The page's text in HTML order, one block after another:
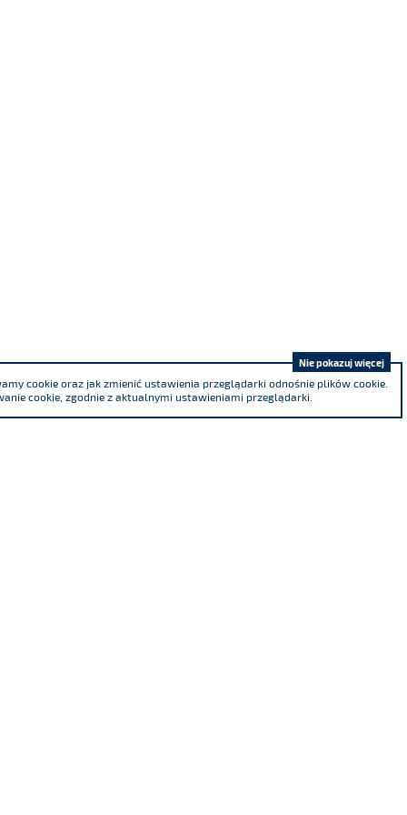
cookie oraz jak zmienić ustawienia przeglądarki odnośnie plików cookie.
cookie, zgodnie z aktualnymi ustawieniami przeglądarki.
Nie pokazuj więcej